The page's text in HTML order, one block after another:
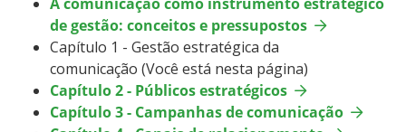
de gestão: conceitos e pressupostos
Capítulo 1 - Gestão estratégica da
comunicação (Você está nesta página)
Capítulo 2 - Públicos estratégicos
Capítulo 3 - Campanhas de comunicação